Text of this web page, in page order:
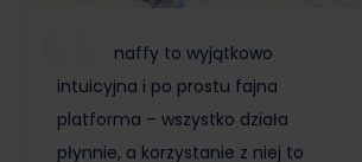
naffy to wyjątkowo
intuicyjna i po prostu fajna
platforma – wszystko działa
płynnie, a korzystanie z niej to